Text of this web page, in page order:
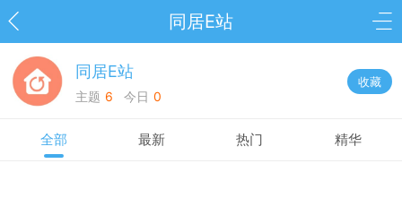
同居E站
同居E站
主题 6 今日 0
收藏
全部 最新 热门 精华